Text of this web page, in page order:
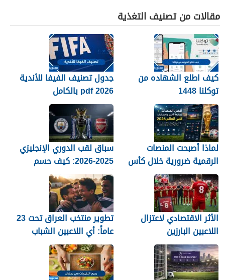
مقالات من تصنيف التغذية
كيف اطلع الشهاده من
توكلنا 1448
جدول تصنيف الفيفا للأندية
2026 pdf بالكامل
لماذا أصبحت المنصات
الرقمية ضرورية خلال كأس
العالم؟
سباق لقب الدوري الإنجليزي
2025-2026: كيف حسم
أرسنال اللقب في النهاية؟
الأثر الاقتصادي لاعتزال
اللاعبين البارزين
تطوير منتخب العراق تحت 23
عاماً: أي اللاعبين الشباب
جاهزون للاختراق الدولي؟